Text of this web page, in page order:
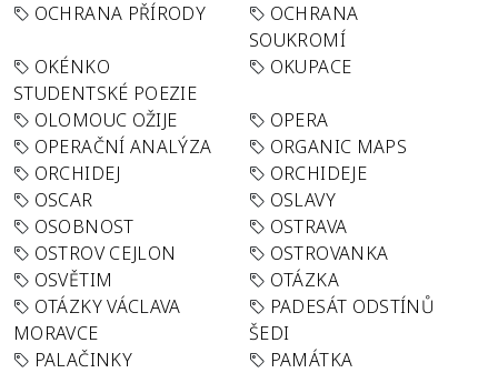
OCHRANA PŘÍRODY
OCHRANA
SOUKROMÍ
OKÉNKO
STUDENTSKÉ POEZIE
OKUPACE
OLOMOUC OŽIJE
OPERA
OPERAČNÍ ANALÝZA
ORGANIC MAPS
ORCHIDEJ
ORCHIDEJE
OSCAR
OSLAVY
OSOBNOST
OSTRAVA
OSTROV CEJLON
OSTROVANKA
OSVĚTIM
OTÁZKA
OTÁZKY VÁCLAVA
MORAVCE
PADESÁT ODSTÍNŮ
ŠEDI
PALAČINKY
PAMÁTKA